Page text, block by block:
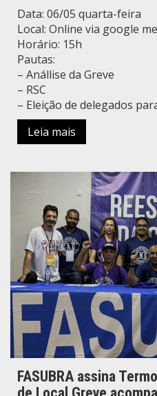
Data: 06/05 quarta-feira
Local: Online via google
Horário: 15h
Pautas:
– Anállise da Greve
– RSC
– Eleição de delegados
Leia mais
FASUBRA assina